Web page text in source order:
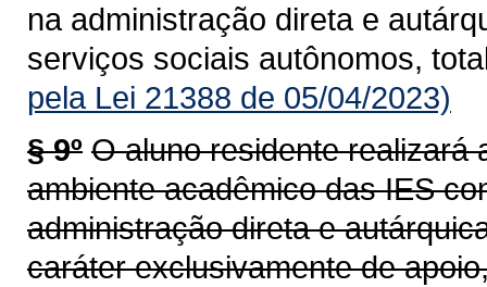
na administração direta e
serviços sociais autônomos,
pela Lei 21388 de 05/04/2023)
§ 9º O aluno residente realizará
ambiente acadêmico das IES
administração direta e
caráter exclusivamente de